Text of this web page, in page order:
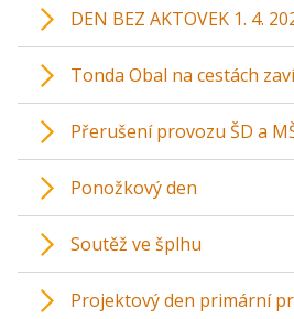
DEN BEZ AKTOVEK 1. 4.
Tonda Obal na cestách
Přerušení provozu ŠD a
Ponožkový den
Soutěž ve šplhu
Projektový den primární